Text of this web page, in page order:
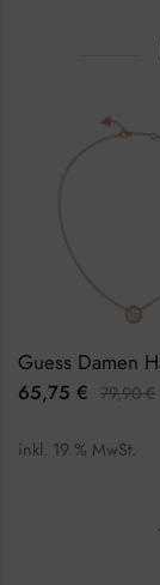
65,75 € 79,90€
inkl. 19 % MwSt.